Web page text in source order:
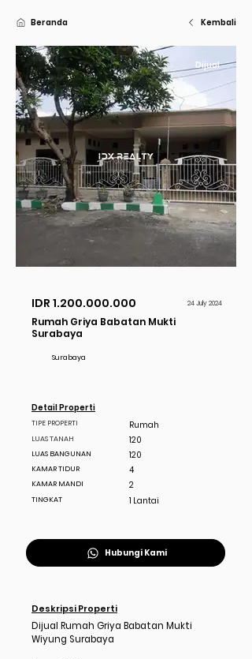
Beranda Kembali
Dijual
IDR 1.200.000.000 24 July 2024
Rumah Griya Babatan Mukti
Surabaya
Surabaya
Detail Properti
TIPE PROPERTI
LUAS TANAH
LUAS BANGUNAN
KAMAR TIDUR
KAMAR MANDI
TINGKAT
Rumah
120
120
4
2
1 Lantai
Hubungi Kami
Deskripsi Properti
Dijual Rumah Griya Babatan Mukti
Wiyung Surabaya